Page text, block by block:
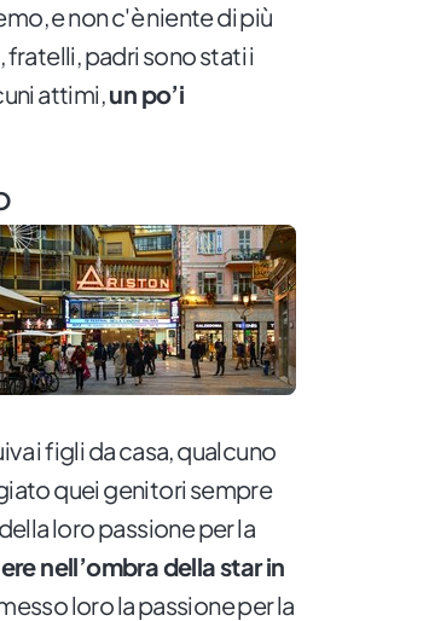
e non c'è niente di più
fratelli, padri sono stati i
attimi,un po’i
i figli da casa, qualcuno
quei genitori sempre
loro passione per la
nell’ombra della star in
loro la passione per la